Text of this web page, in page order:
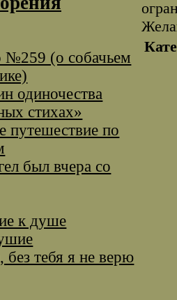
№259 (о собачьем
одиночества
стихах»
путешествие по
был вчера со
к душе
без тебя я не верю